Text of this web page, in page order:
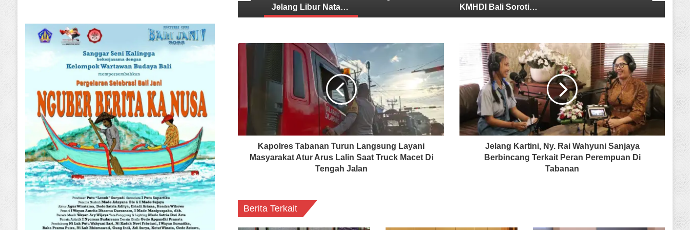
Kapolres Tabanan Turun Langsung Layani
Masyarakat Atur Arus Lalin Saat Truck Macet Di
Tengah Jalan
Jelang Kartini, Ny. Rai Wahyuni Sanjaya
Berbincang Terkait Peran Perempuan Di
Tabanan
Berita Terkait